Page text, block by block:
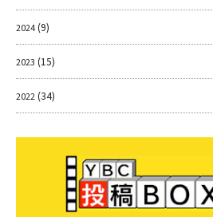
2024(9)
2023 (15)
2022 (34)